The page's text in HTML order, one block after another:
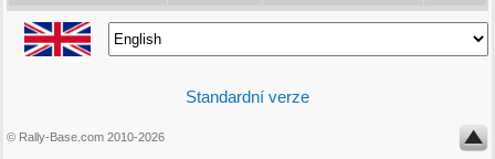
Standardní verze
© Rally-Base.com 2010-2026